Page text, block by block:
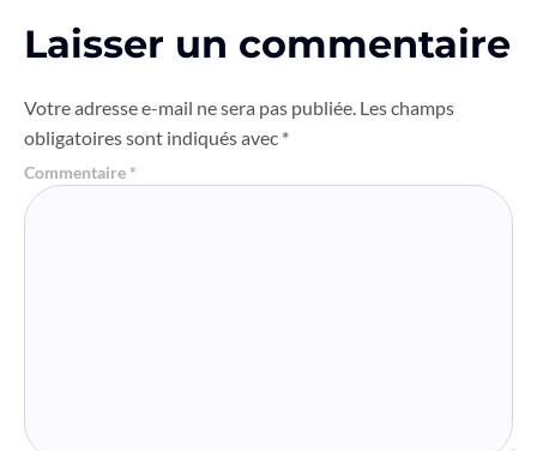
Laisser un commentaire
Votre adresse e-mail ne sera pas publiée. Les champs
obligatoires sont indiqués avec *
Commentaire *